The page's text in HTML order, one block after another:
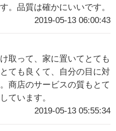
。品質は確かにいいです。
2019-05-13 06:00:43
取って、家に置いてとても
ても良くて、自分の目に対
商店のサービスの質もとて
ています。
2019-05-13 05:55:34